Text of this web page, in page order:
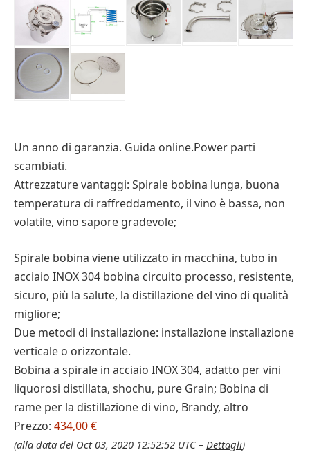
Un anno di garanzia. Guida online.Power parti
scambiati.
Attrezzature vantaggi: Spirale bobina lunga, buona
temperatura di raffreddamento, il vino è bassa, non
volatile, vino sapore gradevole;
Spirale bobina viene utilizzato in macchina, tubo in
acciaio INOX 304 bobina circuito processo, resistente,
sicuro, più la salute, la distillazione del vino di qualità
migliore;
Due metodi di installazione: installazione installazione
verticale o orizzontale.
Bobina a spirale in acciaio INOX 304, adatto per vini
liquorosi distillata, shochu, pure Grain; Bobina di
rame per la distillazione di vino, Brandy, altro
Prezzo: 434,00 €
(alla data del Oct 03, 2020 12:52:52 UTC – Dettagli)